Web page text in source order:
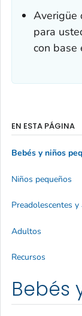
Averigüe
para
con base
Bebés
EN ESTA PÁGINA
Bebés y niños
Niños pequeños
Preadolescentes y
Adultos
Recursos